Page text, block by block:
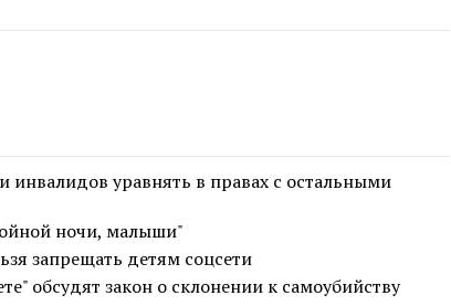
инвалидов уравнять в правах с остальными
ночи, малыши"
запрещать детям соцсети
обсудят закон о склонении к самоубийству